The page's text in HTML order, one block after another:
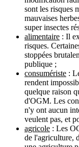
sont les risques
mauvaises
super insectes
alimentaire : Il
risques.
stoppées
publique ;
consumériste :
rendent
quelque raison
d'OGM. Les
n'y ont aucun
veulent pas, et
agricole : Les
de l'agriculture,